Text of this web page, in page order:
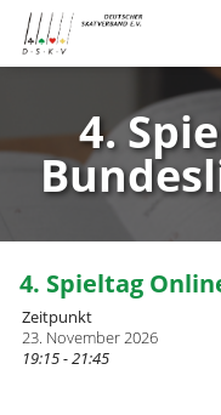
4.
4. Spieltag
Zeitpunkt
23. November 2026
19:15 - 21:45